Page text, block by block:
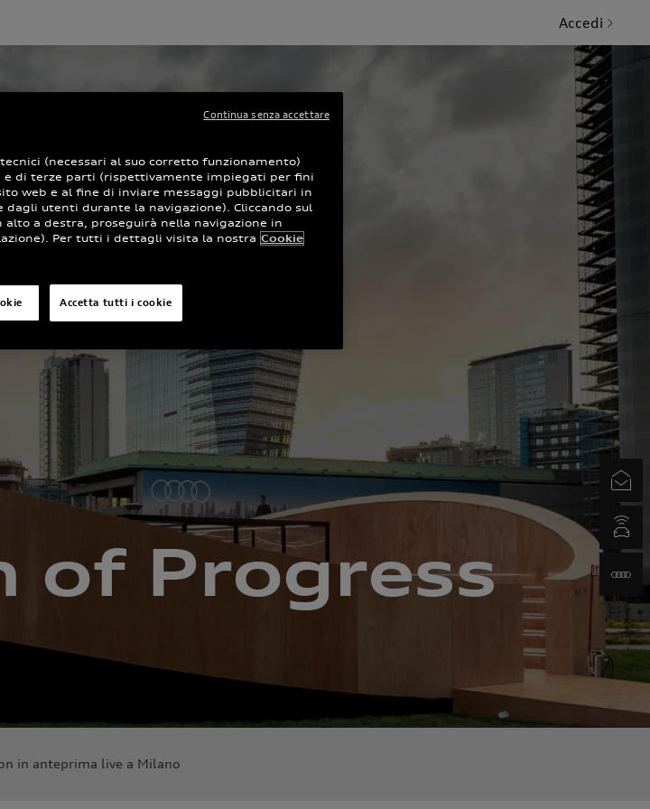
Accedi
of Progress
in anteprima live a Milano
Newsletter
myAudi.com
www.audi.it
(necessari al suo corretto funzionamento)
e di terze parti (rispettivamente impiegati per fini
web e al fine di inviare messaggi pubblicitari in
utenti durante la navigazione). Cliccando sul
alto a destra, proseguirà nella navigazione in
Per tutti i dettagli visita la nostra Cookie
Accetta tutti i cookie
Continua senza accettare